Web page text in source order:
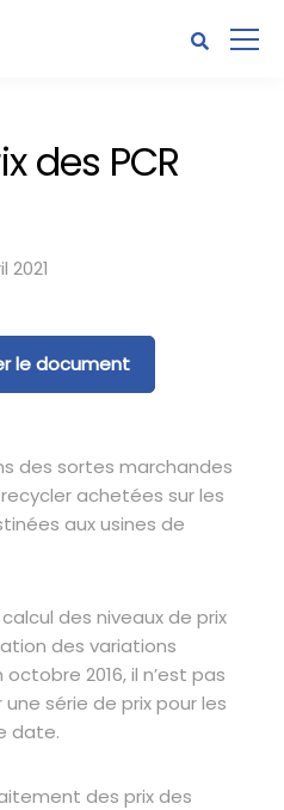
des PCR
le document
des sortes marchandes
achetées sur les
aux usines de
des niveaux de prix
des variations
2016, il n’est pas
série de prix pour les
date.
des prix des